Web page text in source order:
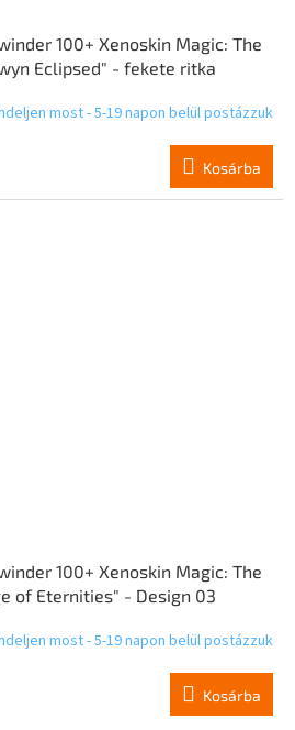
100+ Xenoskin Magic: The
Eclipsed" - fekete ritka
most - 5-19 napon belül postázzuk
Kosárba
100+ Xenoskin Magic: The
of Eternities" - Design 03
most - 5-19 napon belül postázzuk
Kosárba